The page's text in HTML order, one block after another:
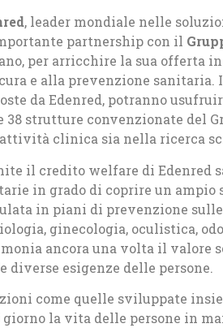
, leader mondiale nelle
partnership con il
per arricchire la sua offerta
e alla prevenzione
da Edenred, potranno
38 strutture convenzionate del
clinica sia nella ricerca
il credito welfare di Edenred
in grado di coprire un ampio
in piani di prevenzione
ginecologia, oculistica,
ancora una volta il valore
diverse esigenze delle persone.
come quelle sviluppate
giorno la vita delle persone in